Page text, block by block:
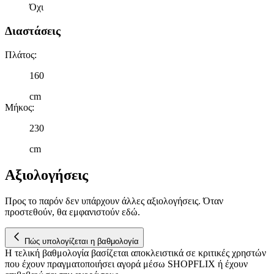
εικόνα του κοινού μας και την ανάπτυξη προϊόντων. Επίσης,
τοποθεσίας μας στους συνεργάτες μέσων κοινωνικής δικτύωσης,
Όχι
Διαστάσεις
Πλάτος:
160
cm
Μήκος:
230
cm
Αξιολογήσεις
Προς το παρόν δεν υπάρχουν άλλες αξιολογήσεις. Όταν
προστεθούν, θα εμφανιστούν εδώ.
Πώς υπολογίζεται η βαθμολογία
Η τελική βαθμολογία βασίζεται αποκλειστικά σε κριτικές χρηστών
που έχουν πραγματοποιήσει αγορά μέσω SHOPFLIX ή έχουν